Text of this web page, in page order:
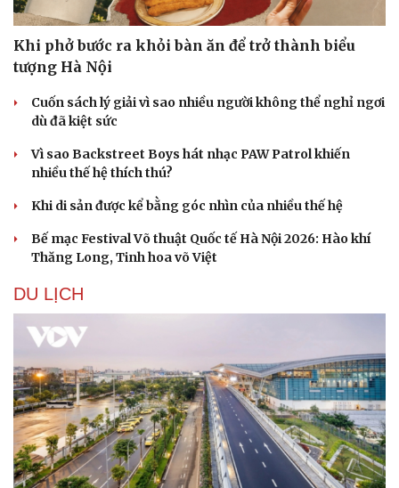
Khi phở bước ra khỏi bàn ăn để trở thành biểu
tượng Hà Nội
Cuốn sách lý giải vì sao nhiều người không thể nghỉ ngơi
dù đã kiệt sức
Vì sao Backstreet Boys hát nhạc PAW Patrol khiến
nhiều thế hệ thích thú?
Khi di sản được kể bằng góc nhìn của nhiều thế hệ
Bế mạc Festival Võ thuật Quốc tế Hà Nội 2026: Hào khí
Thăng Long, Tinh hoa võ Việt
DU LỊCH